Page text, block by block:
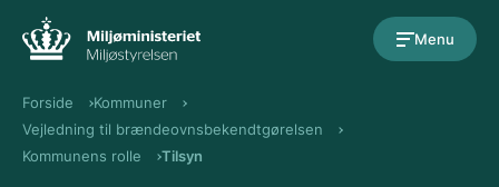
Menu
Forside
Kommuner
Vejledning til brændeovnsbekendtgørelsen
Kommunens rolle
Tilsyn